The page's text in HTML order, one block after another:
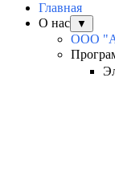
Главная
О нас
▼
ООО